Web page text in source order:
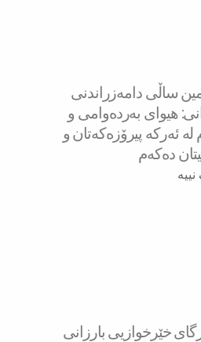
بارزانی له‌ 21ـه‌مین ساڵی دامەزراندنی
هیوای بەردەوامی و
ئەركە پیرۆزەكەتان و
دەكەم
خێرخوازیی بارزانی